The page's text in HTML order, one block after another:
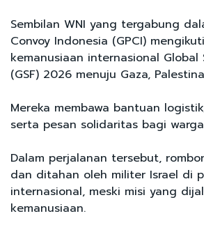
Sembilan WNI yang tergabung
Convoy Indonesia (GPCI)
kemanusiaan internasional Global
(GSF) 2026 menuju Gaza,
Mereka membawa bantuan
serta pesan solidaritas bagi
Dalam perjalanan tersebut,
dan ditahan oleh militer Israel di
internasional, meski misi yang
kemanusiaan.